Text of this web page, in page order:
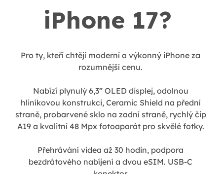
iPhone 17?
Pro ty, kteří chtějí moderní a výkonný iPhone za
rozumnější cenu.
Nabízí plynulý 6,3” OLED displej, odolnou
hliníkovou konstrukci, Ceramic Shield na přední
straně, probarvené sklo na zadní straně, rychlý čip
A19 a kvalitní 48 Mpx fotoaparát pro skvělé fotky.
Přehrávání videa až 30 hodin, podpora
bezdrátového nabíjení a dvou eSIM. USB-C